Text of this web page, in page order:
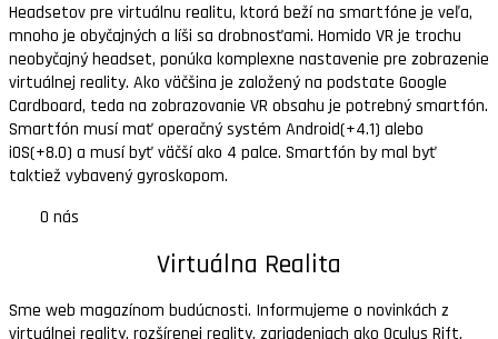
Headsetov pre virtuálnu realitu, ktorá beží na smartfóne je veľa,
mnoho je obyčajných a líši sa drobnosťami. Homido VR je trochu
neobyčajný headset, ponúka komplexne nastavenie pre zobrazenie
virtuálnej reality. Ako väčšina je založený na podstate Google
Cardboard, teda na zobrazovanie VR obsahu je potrebný smartfón.
Smartfón musí mať operačný systém Android(+4.1) alebo
iOS(+8.0) a musí byť väčší ako 4 palce. Smartfón by mal byť
taktiež vybavený gyroskopom.
O nás
Virtuálna Realita
Sme web magazínom budúcnosti. Informujeme o novinkách z
virtuálnej reality, rozšírenej reality, zariadeniach ako Oculus Rift,